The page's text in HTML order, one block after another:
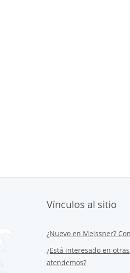
Vínculos al sitio
¿Nuevo en Meissner?
¿Está interesado en
atendemos?